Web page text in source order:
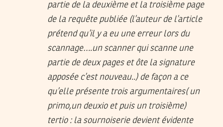
partie de la deuxième et la troisième page
de la requête publiée (l’auteur de l’article
prétend qu’il y a eu une erreur lors du
scannage….un scanner qui scanne une
partie de deux pages et ôte la signature
apposée c’est nouveau..) de façon a ce
qu’elle présente trois argumentaires( un
primo,un deuxio et puis un troisième)
tertio : la sournoiserie devient évidente